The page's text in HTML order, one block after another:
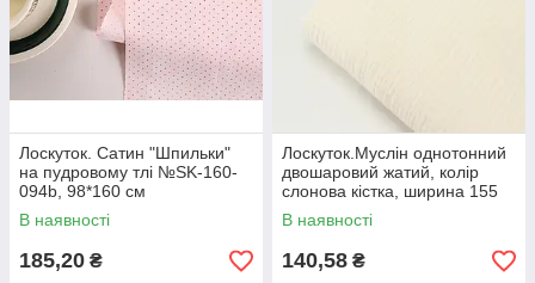
Лоскуток. Сатин "Шпильки"
на пудровому тлі №SK-160-
094b, 98*160 см
В наявності
185,20 ₴
Лоскуток.Муслін однотонний
двошаровий жатий, колір
слонова кістка, ширина 155
см No МЖ-3-90, 71*155 см
В наявності
140,58 ₴